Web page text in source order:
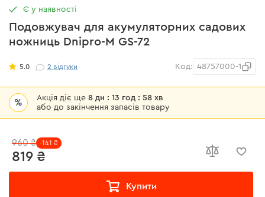
Подовжувач для акумуляторних садових
ножниць Dnipro-M GS-72
5.0 2 відгуки Код: 48757000-1
% Акція діє ще8 дн : 13 год : 58 хв
або до закінчення запасів товару
819 ₴
960 ₴ -141 ₴
Купити
Є у наявності